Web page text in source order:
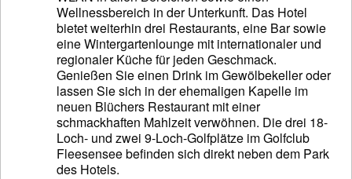
Wellnessbereich in der Unterkunft. Das Hotel
bietet weiterhin drei Restaurants, eine Bar sowie
eine Wintergartenlounge mit internationaler und
regionaler Küche für jeden Geschmack.
Genießen Sie einen Drink im Gewölbekeller oder
lassen Sie sich in der ehemaligen Kapelle im
neuen Blüchers Restaurant mit einer
schmackhaften Mahlzeit verwöhnen. Die drei 18-
Loch- und zwei 9-Loch-Golfplätze im Golfclub
Fleesensee befinden sich direkt neben dem Park
des Hotels.